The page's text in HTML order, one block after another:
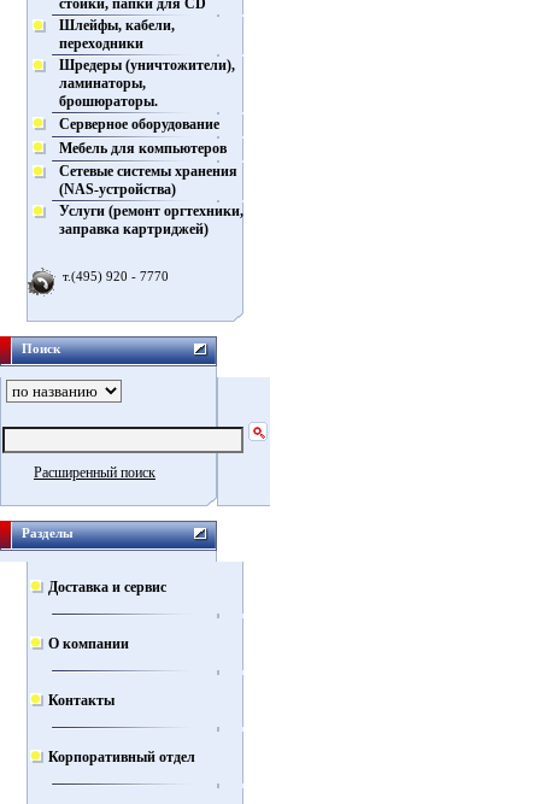
стойки, папки для CD
Шлейфы, кабели,
переходники
Шредеры (уничтожители),
ламинаторы,
брошюраторы.
Серверное оборудование
Мебель для компьютеров
Сетевые системы хранения
(NAS-устройства)
Услуги (ремонт оргтехники,
заправка картриджей)
т.(495) 920 - 7770
Поиск
Расширенный поиск
Разделы
Доставка и сервис
О компании
Контакты
Корпоративный отдел